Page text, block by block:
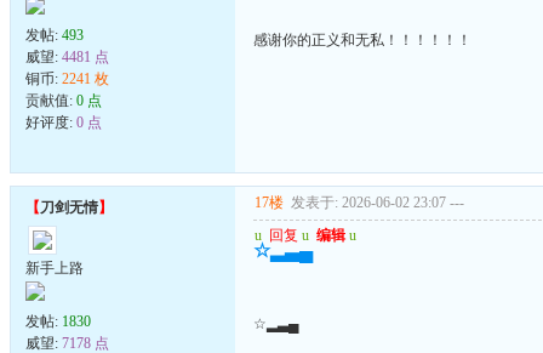
发帖: 493
威望: 4481 点
铜币: 2241 枚
贡献值: 0 点
好评度: 0 点
感谢你的正义和无私！！！！！！
【刀剑无情】
新手上路
发帖: 1830
威望: 7178 点
17楼 发表于: 2026-06-02 23:07 ---
u 回复 u 编辑 u
☆▂▃▄
☆▂▃▄